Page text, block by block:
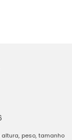
peso, tamanho